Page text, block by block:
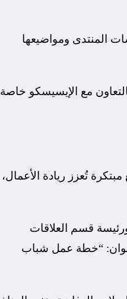
المنتدى ومواضيعها
مع الإيسيسكو خاصة
تُعزز ريادة الأعمال،
قسم العلاقات
عنوان: “خطة عمل شباب